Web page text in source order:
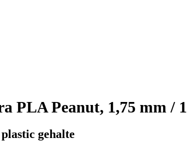
PLA Peanut, 1,75 mm /
gehalte